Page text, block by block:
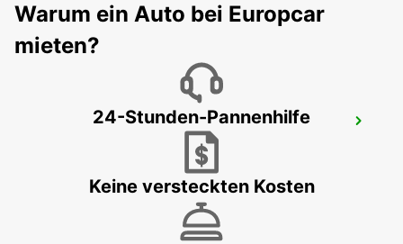
PARIS - FRANCE
PARIS PARC DES PRINCES
Warum ein Auto bei Europcar
mieten?
24-Stunden-Pannenhilfe
Keine versteckten Kosten